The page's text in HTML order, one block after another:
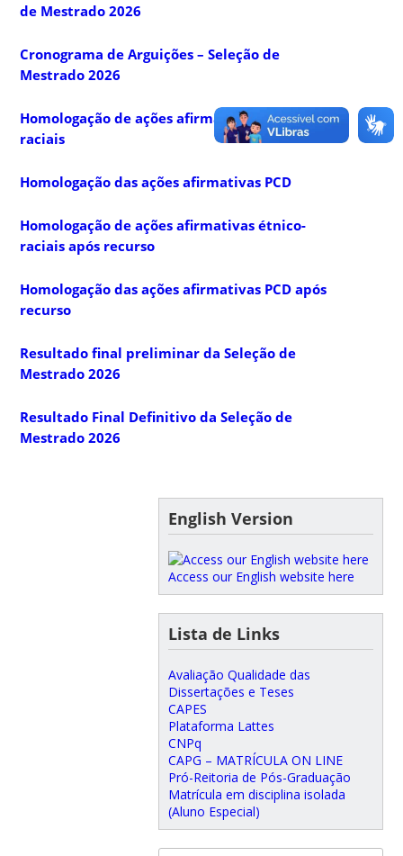
de Mestrado 2026
Cronograma de Arguições – Seleção de
Mestrado 2026
Homologação de ações afirmativas étnico-
raciais
Homologação das ações afirmativas PCD
Homologação de ações afirmativas étnico-
raciais após recurso
Homologação das ações afirmativas PCD após
recurso
Resultado final preliminar da Seleção de
Mestrado 2026
Resultado Final Definitivo da Seleção de
Mestrado 2026
English Version
Access our English website here
Lista de Links
Avaliação Qualidade das
Dissertações e Teses
CAPES
Plataforma Lattes
CNPq
CAPG – MATRÍCULA ON LINE
Pró-Reitoria de Pós-Graduação
Matrícula em disciplina isolada
(Aluno Especial)